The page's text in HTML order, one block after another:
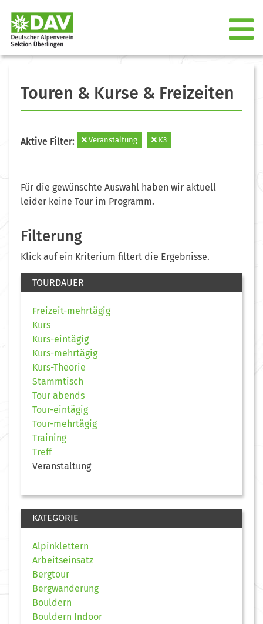
Touren & Kurse & Freizeiten
Aktive Filter: Veranstaltung K3
Für die gewünschte Auswahl haben wir aktuell
leider keine Tour im Programm.
Filterung
Klick auf ein Kriterium filtert die Ergebnisse.
TOURDAUER
Freizeit-mehrtägig
Kurs
Kurs-eintägig
Kurs-mehrtägig
Kurs-Theorie
Stammtisch
Tour abends
Tour-eintägig
Tour-mehrtägig
Training
Treff
Veranstaltung
KATEGORIE
Alpinklettern
Arbeitseinsatz
Bergtour
Bergwanderung
Bouldern
Bouldern Indoor